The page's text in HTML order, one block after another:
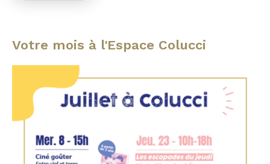
Votre mois à l'Espace Colucci